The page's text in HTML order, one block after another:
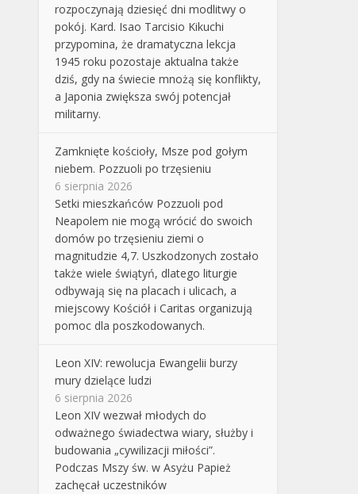
rozpoczynają dziesięć dni modlitwy o
pokój. Kard. Isao Tarcisio Kikuchi
przypomina, że dramatyczna lekcja
1945 roku pozostaje aktualna także
dziś, gdy na świecie mnożą się konflikty,
a Japonia zwiększa swój potencjał
militarny.
Zamknięte kościoły, Msze pod gołym
niebem. Pozzuoli po trzęsieniu
6 sierpnia 2026
Setki mieszkańców Pozzuoli pod
Neapolem nie mogą wrócić do swoich
domów po trzęsieniu ziemi o
magnitudzie 4,7. Uszkodzonych zostało
także wiele świątyń, dlatego liturgie
odbywają się na placach i ulicach, a
miejscowy Kościół i Caritas organizują
pomoc dla poszkodowanych.
Leon XIV: rewolucja Ewangelii burzy
mury dzielące ludzi
6 sierpnia 2026
Leon XIV wezwał młodych do
odważnego świadectwa wiary, służby i
budowania „cywilizacji miłości”.
Podczas Mszy św. w Asyżu Papież
zachęcał uczestników